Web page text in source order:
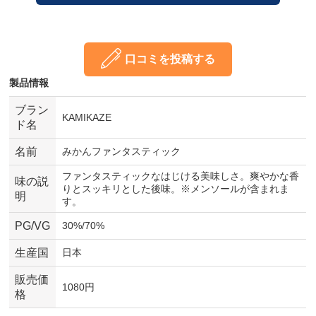
口コミを投稿する
製品情報
ブラン
ド名
KAMIKAZE
名前 みかんファンタスティック
味の説
明
ファンタスティックなはじける美味しさ。爽やかな香
りとスッキリとした後味。※メンソールが含まれま
す。
PG/VG 30%/70%
生産国 日本
販売価
格
1080円